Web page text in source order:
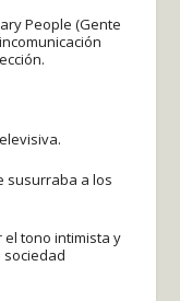
People (Gente
susurraba a los
el tono intimista y